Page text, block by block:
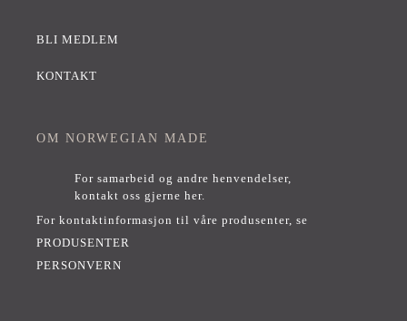
BLI MEDLEM
KONTAKT
OM NORWEGIAN MADE
For samarbeid og andre henvendelser,
kontakt oss gjerne her.
For kontaktinformasjon til våre produsenter, se
PRODUSENTER
PERSONVERN